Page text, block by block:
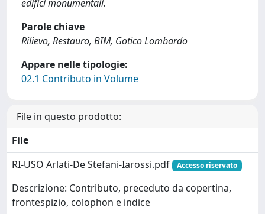
edifici monumentali.
Parole chiave
Rilievo, Restauro, BIM, Gotico Lombardo
Appare nelle tipologie:
02.1 Contributo in Volume
File in questo prodotto:
File
RI-USO Arlati-De Stefani-Iarossi.pdf
Accesso riservato
Descrizione: Contributo, preceduto da copertina,
frontespizio, colophon e indice